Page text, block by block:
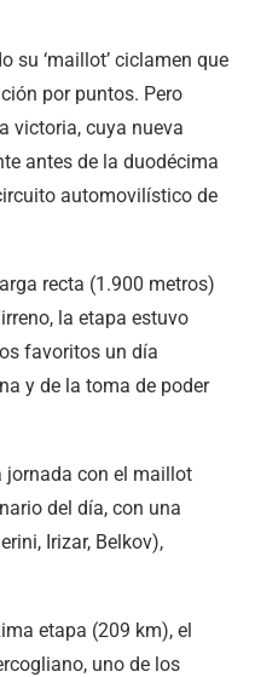
su ‘maillot’ ciclamen que
por puntos. Pero
victoria, cuya nueva
antes de la duodécima
automovilístico de
recta (1.900 metros)
la etapa estuvo
favoritos un día
y de la toma de poder
jornada con el maillot
del día, con una
Irizar, Belkov),
etapa (209 km), el
uno de los